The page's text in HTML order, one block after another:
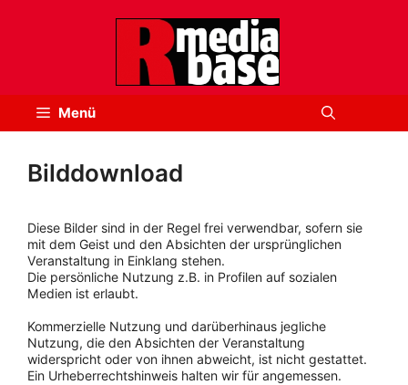
Menü
Bilddownload
Diese Bilder sind in der Regel frei verwendbar, sofern sie
mit dem Geist und den Absichten der ursprünglichen
Veranstaltung in Einklang stehen.
Die persönliche Nutzung z.B. in Profilen auf sozialen
Medien ist erlaubt.
Kommerzielle Nutzung und darüberhinaus jegliche
Nutzung, die den Absichten der Veranstaltung
widerspricht oder von ihnen abweicht, ist nicht gestattet.
Ein Urheberrechtshinweis halten wir für angemessen.